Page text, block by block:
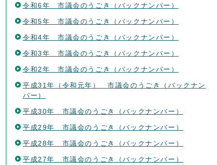
令和6年 市議会のうごき（バックナンバー）
令和5年 市議会のうごき（バックナンバー）
令和4年 市議会のうごき（バックナンバー）
令和3年 市議会のうごき（バックナンバー）
令和2年 市議会のうごき（バックナンバー）
平成31年（令和元年） 市議会のうごき（バックナン
バー）
平成30年 市議会のうごき（バックナンバー）
平成29年 市議会のうごき（バックナンバー）
平成28年 市議会のうごき（バックナンバー）
平成27年 市議会のうごき（バックナンバー）